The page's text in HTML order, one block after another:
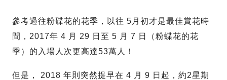
參考過往粉碟花的花季，以往 5月初才是最佳賞花時
間，2017年 4 月 29 日至 5 月 7 日（粉蝶花的花
季）的入場人次更高達53萬人！
但是， 2018 年則突然提早在 4 月 9 日起，約2星期